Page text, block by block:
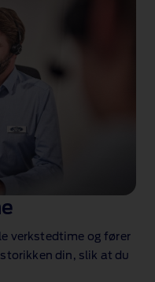
verkstedtime og fører
din, slik at du